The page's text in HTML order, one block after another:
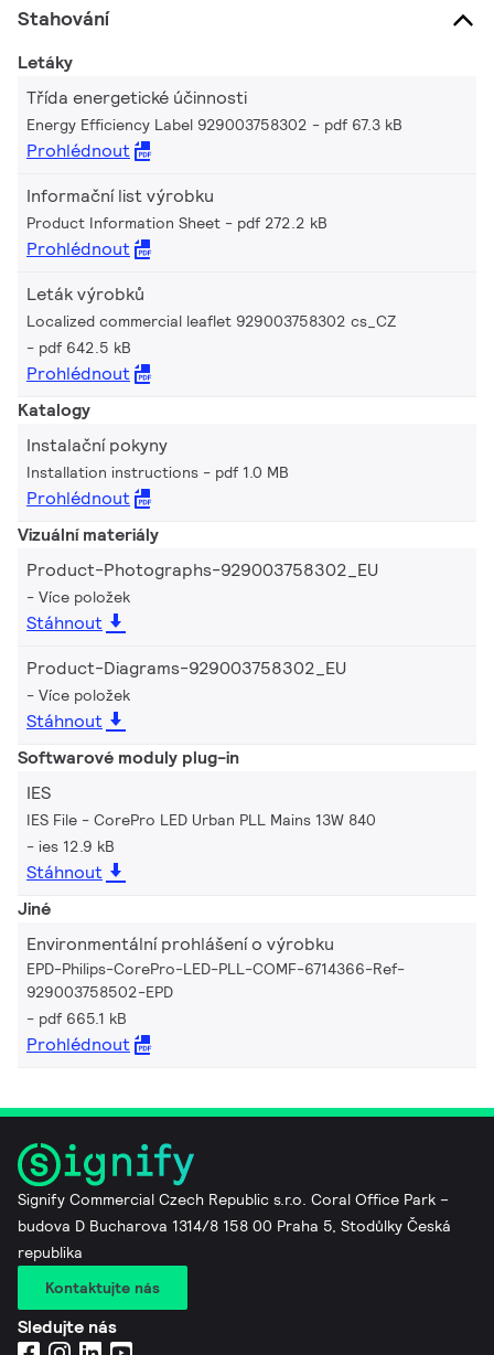
Stahování
Letáky
Třída energetické účinnosti
Energy Efficiency Label 929003758302 pdf 67.3 kB
Prohlédnout
Informační list výrobku
Product Information Sheet pdf 272.2 kB
Prohlédnout
Leták výrobků
Localized commercial leaflet 929003758302 cs_CZ
pdf 642.5 kB
Prohlédnout
Katalogy
Instalační pokyny
Installation instructions pdf 1.0 MB
Prohlédnout
Vizuální materiály
Product-Photographs-929003758302_EU
Více položek
Stáhnout
Product-Diagrams-929003758302_EU
Více položek
Stáhnout
Softwarové moduly plug-in
IES
IES File - CorePro LED Urban PLL Mains 13W 840
ies 12.9 kB
Stáhnout
Jiné
Environmentální prohlášení o výrobku
EPD-Philips-CorePro-LED-PLL-COMF-6714366-Ref-
929003758502-EPD
pdf 665.1 kB
Prohlédnout
Signify Commercial Czech Republic s.r.o. Coral Office Park –
budova D Bucharova 1314/8 158 00 Praha 5, Stodůlky Česká
republika
Kontaktujte nás
Sledujte nás